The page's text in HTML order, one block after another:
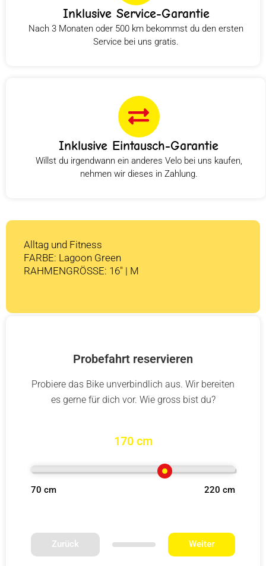
Inklusive Service-Garantie
Nach 3 Monaten oder 500 km bekommst du den ersten
Service bei uns gratis.
Inklusive Eintausch-Garantie
Willst du irgendwann ein anderes Velo bei uns kaufen,
nehmen wir dieses in Zahlung.
Alltag und Fitness
FARBE: Lagoon Green
RAHMENGRÖSSE: 16″ | M
Probefahrt reservieren
Probiere das Bike unverbindlich aus. Wir bereiten
es gerne für dich vor. Wie gross bist du?
170 cm
70 cm 220 cm
Zurück Weiter